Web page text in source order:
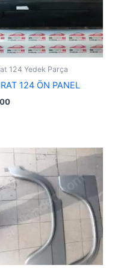
124 Yedek Parça
124 ÖN PANEL